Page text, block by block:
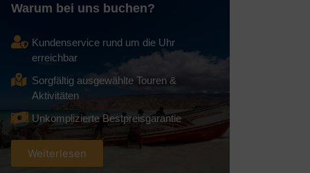
Warum bei uns buchen?
Kundenservice rund um die Uhr
erreichbar
Sorgfältig ausgewählte Touren &
Aktivitäten
Unkomplizierte Bestpreisgarantie
Weiterlesen